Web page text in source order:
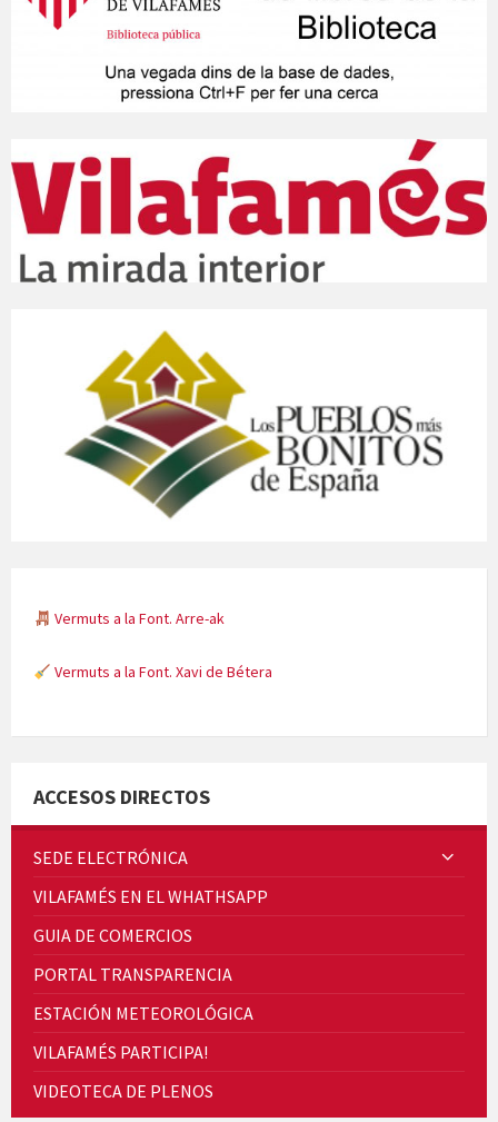
Vermuts a la Font. Arre-ak
Vermuts a la Font. Xavi de Bétera
Quintà Culroja
Cicle de Cine i Dones rurals
ACCESOS DIRECTOS
SEDE ELECTRÓNICA
VILAFAMÉS EN EL WHATHSAPP
GUIA DE COMERCIOS
PORTAL TRANSPARENCIA
ESTACIÓN METEOROLÓGICA
VILAFAMÉS PARTICIPA!
VIDEOTECA DE PLENOS